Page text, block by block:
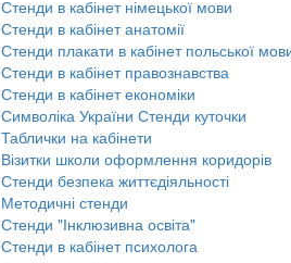
Стенди в кабінет німецької мови
Стенди в кабінет анатомії
Стенди плакати в кабінет польської
Стенди в кабінет правознавства
Стенди в кабінет економіки
Символіка України Стенди куточки
Таблички на кабінети
Візитки школи оформлення коридорів
Стенди безпека життєдіяльності
Методичні стенди
Стенди "Інклюзивна освіта"
Стенди в кабінет психолога